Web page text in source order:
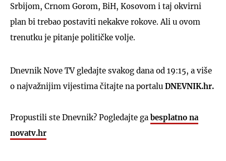
Srbijom, Crnom Gorom, BiH, Kosovom i taj okvirni
plan bi trebao postaviti nekakve rokove. Ali u ovom
trenutku je pitanje političke volje.
Dnevnik Nove TV gledajte svakog dana od 19:15, a više
o najvažnijim vijestima čitajte na portalu DNEVNIK.hr.
Propustili ste Dnevnik? Pogledajte ga besplatno na
novatv.hr